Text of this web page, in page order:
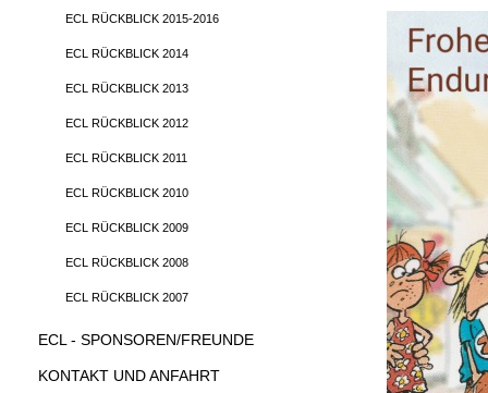
ECL RÜCKBLICK 2015-2016
ECL RÜCKBLICK 2014
ECL RÜCKBLICK 2013
ECL RÜCKBLICK 2012
ECL RÜCKBLICK 2011
ECL RÜCKBLICK 2010
ECL RÜCKBLICK 2009
ECL RÜCKBLICK 2008
ECL RÜCKBLICK 2007
ECL - SPONSOREN/FREUNDE
KONTAKT UND ANFAHRT